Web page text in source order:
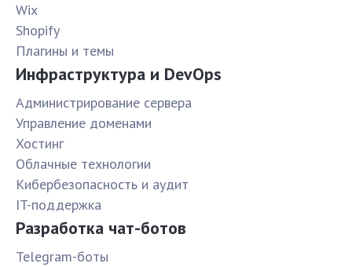
Wix
Shopify
Плагины и темы
Инфраструктура и DevOps
Администрирование сервера
Управление доменами
Хостинг
Облачные технологии
Кибербезопасность и аудит
IT-поддержка
Разработка чат-ботов
Telegram-боты